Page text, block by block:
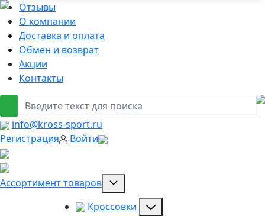
Отзывы
О компании
Доставка и оплата
Обмен и возврат
Акции
Контакты
info@kross-sport.ru
Регистрация
Войти
Ассортимент товаров
Кроссовки